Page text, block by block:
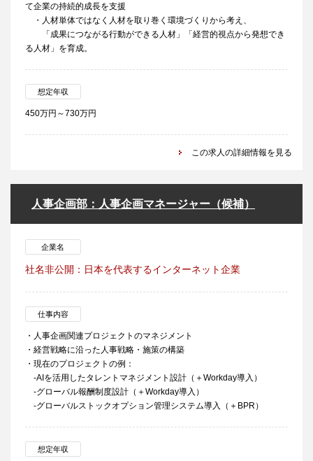
て企業の持続的成長を支援
・人材単体ではなく人材を取り巻く環境づくりから考え、
「成果につながる行動ができる人材」「経営的視点から発想でき
る人材」を育成。
想定年収
450万円～730万円
この求人の詳細情報を見る
人事企画部：人事企画マネージャー（候補）
企業名
社名非公開：日本を代表するインターネット企業
仕事内容
・人事企画関連プロジェクトのマネジメント
・経営戦略に沿った人事戦略・施策の構築
・現在のプロジェクトの例：
-AIを活用したタレントマネジメント設計（＋Workday導入）
-グローバル報酬制度設計（＋Workday導入）
-グローバルストックオプション管理システム導入（＋BPR）
想定年収